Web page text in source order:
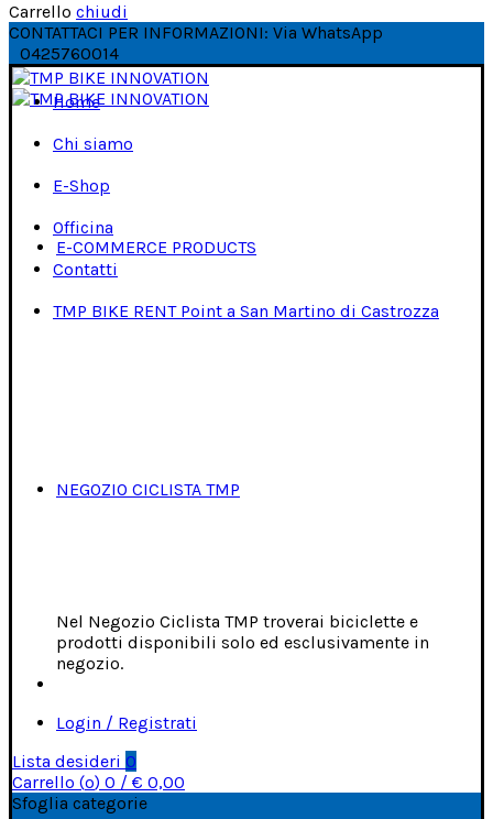
Carrello chiudi
CONTATTACI PER INFORMAZIONI: Via WhatsApp
0425760014
Home
Chi siamo
E-Shop
Officina
Contatti
TMP BIKE RENT Point a San Martino di Castrozza
E-COMMERCE PRODUCTS
NEGOZIO CICLISTA TMP
Nel Negozio Ciclista TMP troverai biciclette e
prodotti disponibili solo ed esclusivamente in
negozio.
Login / Registrati
Lista desideri 0
Carrello (o) 0 / € 0,00
Sfoglia categorie